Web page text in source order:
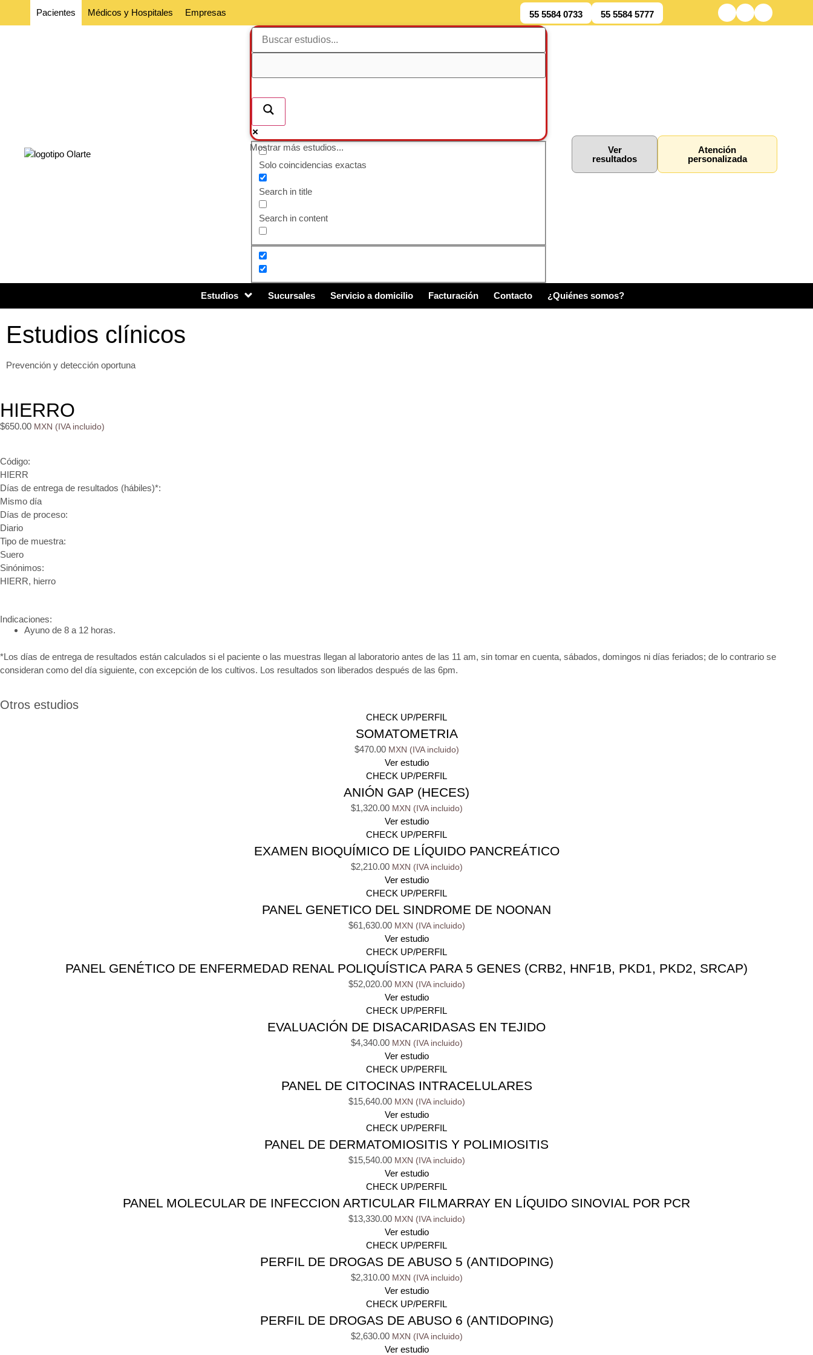
Pacientes Médicos y Hospitales Empresas 55 5584 0733 55 5584 5777
Mostrar más estudios...
Solo coincidencias exactas
Search in title
Search in content
Ver
resultados
Atención
personalizada
Estudios Sucursales Servicio a domicilio Facturación Contacto ¿Quiénes somos?
Estudios clínicos
Prevención y detección oportuna
HIERRO
$650.00
Código:
HIERR
Días de entrega de resultados (hábiles)*:
Mismo día
Días de proceso:
Diario
Tipo de muestra:
Suero
Sinónimos:
HIERR, hierro
Indicaciones:
Ayuno de 8 a 12 horas.
*Los días de entrega de resultados están calculados si el paciente o las muestras llegan al laboratorio antes de las 11 am, sin tomar en cuenta, sábados, domingos ni días feriados; de lo contrario se
consideran como del día siguiente, con excepción de los cultivos. Los resultados son liberados después de las 6pm.
Otros estudios
CHECK UP/PERFIL
SOMATOMETRIA
$470.00
Ver estudio
CHECK UP/PERFIL
ANIÓN GAP (HECES)
$1,320.00
Ver estudio
CHECK UP/PERFIL
EXAMEN BIOQUÍMICO DE LÍQUIDO PANCREÁTICO
$2,210.00
Ver estudio
CHECK UP/PERFIL
PANEL GENETICO DEL SINDROME DE NOONAN
$61,630.00
Ver estudio
CHECK UP/PERFIL
PANEL GENÉTICO DE ENFERMEDAD RENAL POLIQUÍSTICA PARA 5 GENES (CRB2, HNF1B, PKD1, PKD2, SRCAP)
$52,020.00
Ver estudio
CHECK UP/PERFIL
EVALUACIÓN DE DISACARIDASAS EN TEJIDO
$4,340.00
Ver estudio
CHECK UP/PERFIL
PANEL DE CITOCINAS INTRACELULARES
$15,640.00
Ver estudio
CHECK UP/PERFIL
PANEL DE DERMATOMIOSITIS Y POLIMIOSITIS
$15,540.00
Ver estudio
CHECK UP/PERFIL
PANEL MOLECULAR DE INFECCION ARTICULAR FILMARRAY EN LÍQUIDO SINOVIAL POR PCR
$13,330.00
Ver estudio
CHECK UP/PERFIL
PERFIL DE DROGAS DE ABUSO 5 (ANTIDOPING)
$2,310.00
Ver estudio
CHECK UP/PERFIL
PERFIL DE DROGAS DE ABUSO 6 (ANTIDOPING)
$2,630.00
Ver estudio